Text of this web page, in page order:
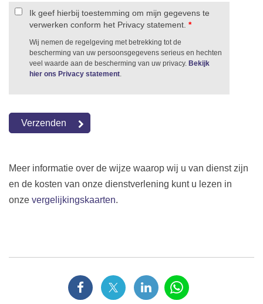
Ik geef hierbij toestemming om mijn gegevens te
verwerken conform het Privacy statement. *
Wij nemen de regelgeving met betrekking tot de
bescherming van uw persoonsgegevens serieus en hechten
veel waarde aan de bescherming van uw privacy. Bekijk
hier ons Privacy statement.
Meer informatie over de wijze waarop wij u van dienst zijn
en de kosten van onze dienstverlening kunt u lezen in
onze vergelijkingskaarten.